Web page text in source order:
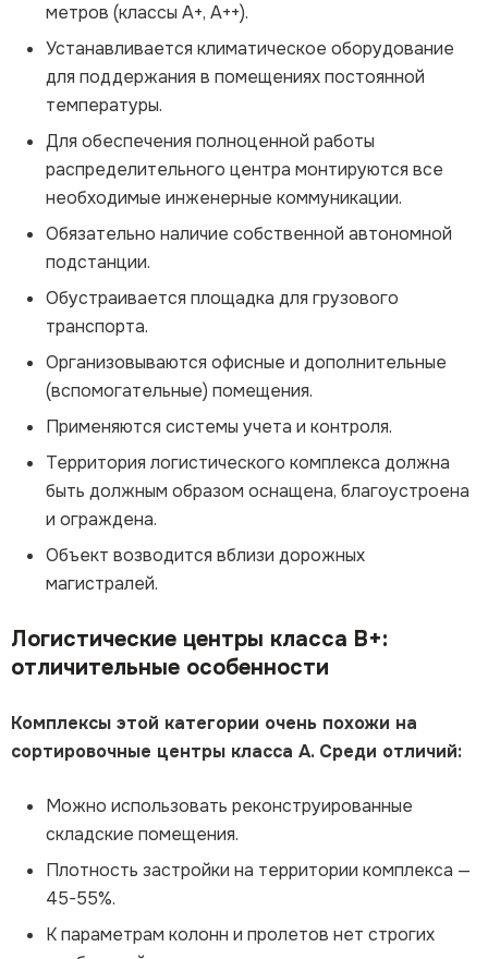
метров (классы А+, А++).
Устанавливается климатическое оборудование
для поддержания в помещениях постоянной
температуры.
Для обеспечения полноценной работы
распределительного центра монтируются все
необходимые инженерные коммуникации.
Обязательно наличие собственной автономной
подстанции.
Обустраивается площадка для грузового
транспорта.
Организовываются офисные и дополнительные
(вспомогательные) помещения.
Применяются системы учета и контроля.
Территория логистического комплекса должна
быть должным образом оснащена, благоустроена
и ограждена.
Объект возводится вблизи дорожных
магистралей.
Логистические центры класса В+:
отличительные особенности
Комплексы этой категории очень похожи на
сортировочные центры класса А. Среди отличий:
Можно использовать реконструированные
складские помещения.
Плотность застройки на территории комплекса —
45-55%.
К параметрам колонн и пролетов нет строгих